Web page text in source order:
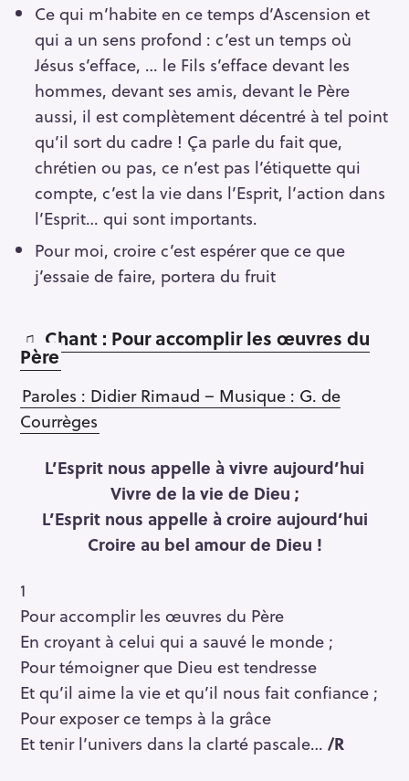
Ce qui m’habite en ce temps d’Ascension et
qui a un sens profond : c’est un temps où
Jésus s’efface, … le Fils s’efface devant les
hommes, devant ses amis, devant le Père
aussi, il est complètement décentré à tel point
qu’il sort du cadre ! Ça parle du fait que,
chrétien ou pas, ce n’est pas l’étiquette qui
compte, c’est la vie dans l’Esprit, l’action dans
l’Esprit… qui sont importants.
Pour moi, croire c’est espérer que ce que
j’essaie de faire, portera du fruit
♫ Chant : Pour accomplir les œuvres du
Père
Paroles : Didier Rimaud – Musique : G. de
Courrèges
L’Esprit nous appelle à vivre aujourd’hui
Vivre de la vie de Dieu ;
L’Esprit nous appelle à croire aujourd’hui
Croire au bel amour de Dieu !
1
Pour accomplir les œuvres du Père
En croyant à celui qui a sauvé le monde ;
Pour témoigner que Dieu est tendresse
Et qu’il aime la vie et qu’il nous fait confiance ;
Pour exposer ce temps à la grâce
Et tenir l’univers dans la clarté pascale… /R